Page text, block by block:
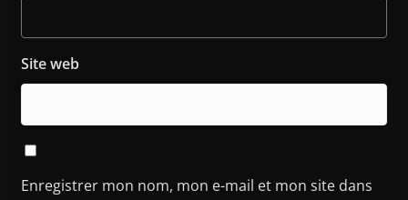
Site web
Enregistrer mon nom, mon e-mail et mon site dans